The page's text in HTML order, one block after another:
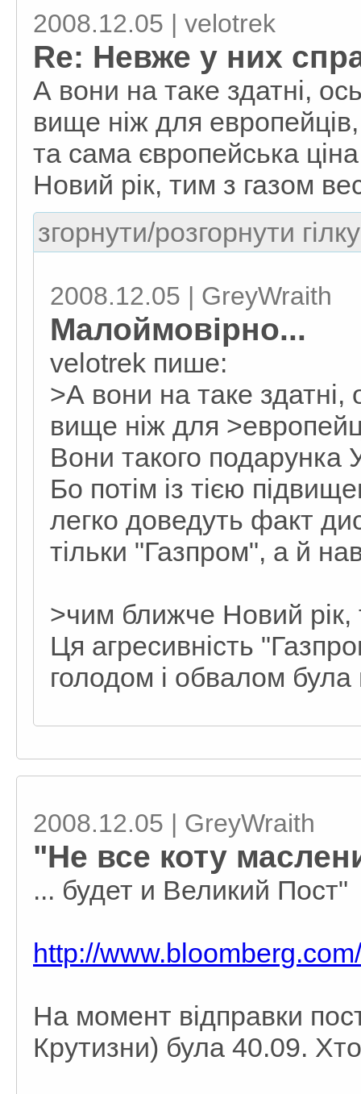
2008.12.05 | velotrek
Re: Невже у них
А вони на таке здатні,
вище ніж для
та сама європейська
Новий рік, тим з газом
згорнути/розгорнути
2008.12.05 | GreyWraith
Малоймовірно...
velotrek пише:
>А вони на таке здатні,
вище ніж для
Вони такого подарунка
Бо потім із тією
легко доведуть факт
тільки "Газпром", а й
>чим ближче Новий
Ця агресивність
голодом і обвалом була
2008.12.05 | GreyWraith
"Не все коту
... будет и Великий Пост"
http://
На момент відправки
Крутизни) була 40.09.